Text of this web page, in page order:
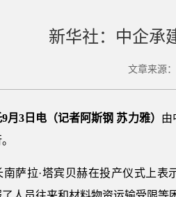
新华社：中企承
文章来源
月3日电（记者阿斯钢 苏力雅） 由
南萨拉·塔宾贝赫在投产仪式上